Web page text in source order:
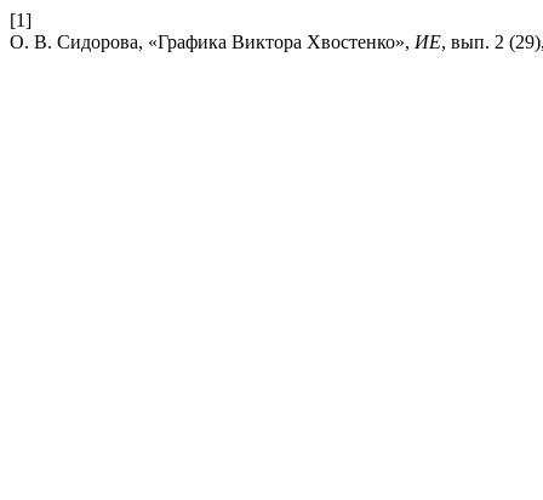
[1]
О. В. Сидорова, «Графика Виктора Хвостенко», ИЕ, вып. 2